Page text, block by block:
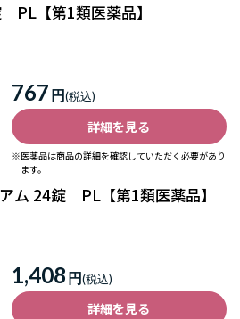
【第1類医薬品】
767 円
詳細を見る
※医薬品は商品の詳細を確認していただく必要があり
ます。
ム 24錠 PL【第1類医薬品】
1,408 円
詳細を見る